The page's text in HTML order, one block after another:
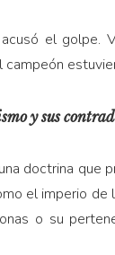
el golpe.
y sus
doctrina
el imperio
o su